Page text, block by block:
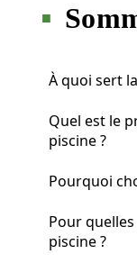
À quoi sert
Quel est le
piscine ?
Pourquoi
Pour
piscine ?